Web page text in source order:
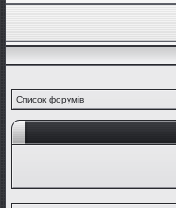
Список форумів